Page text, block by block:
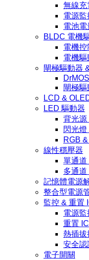
無線充
電源
電池電
BLDC 電機
電機控
電機驅
閘極驅動器
DrMOS
閘極驅
LCD &
LED 驅動器
背光源
閃光
RGB
線性穩壓器
單通道
多通道
記憶體電源
整合型電源
監控 & 重置
電源
重置 IC
熱插拔
安全認
電子開關